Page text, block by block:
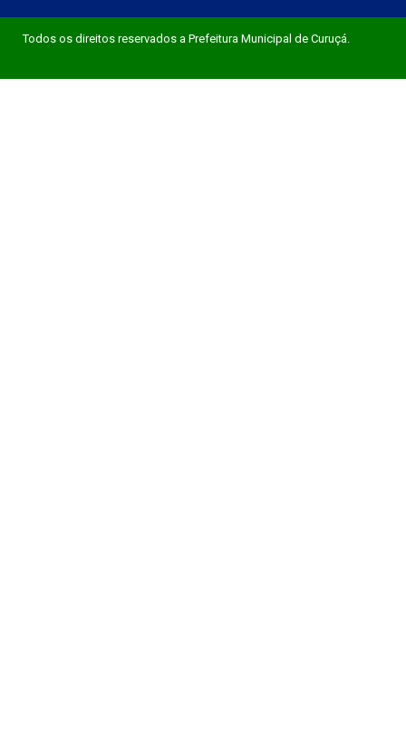
Todos os direitos reservados a Prefeitura Municipal de Curuçá.